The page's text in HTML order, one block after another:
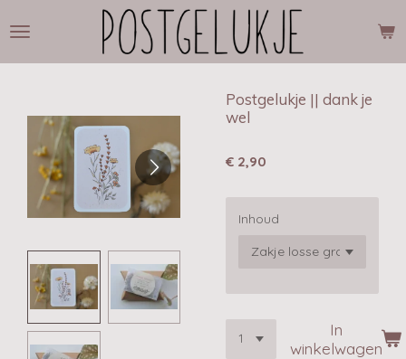
direct
Postgelukje || dank je
wel
€ 2,90
Inhoud
In
winkelwagen